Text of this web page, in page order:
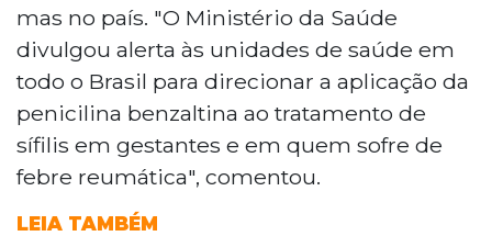
mas no país. "O Ministério da Saúde
divulgou alerta às unidades de saúde em
todo o Brasil para direcionar a aplicação da
penicilina benzaltina ao tratamento de
sífilis em gestantes e em quem sofre de
febre reumática", comentou.
LEIA TAMBÉM